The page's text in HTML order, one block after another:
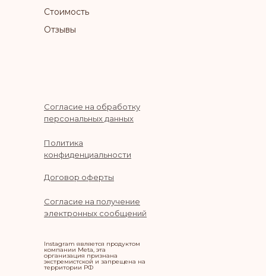
Стоимость
Отзывы
Согласие на обработку
персональных данных
Политика
конфиденциальности
Договор оферты
Согласие на получение
электронных сообщений
Instagram является продуктом
компании Meta, эта
организация признана
экстремистской и запрещена на
территории РФ